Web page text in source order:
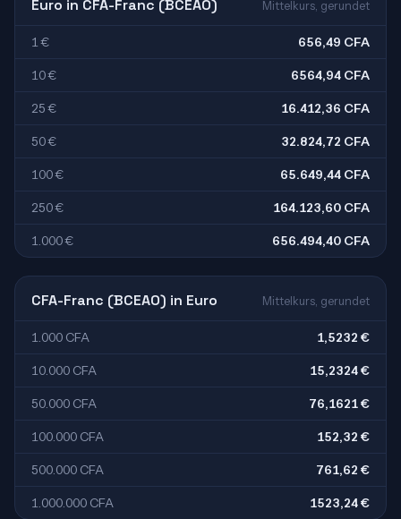
Euro in CFA-Franc (BCEAO) Mittelkurs, gerundet
1 € 656,49 CFA
10 € 6564,94 CFA
25 € 16.412,36 CFA
50 € 32.824,72 CFA
100 € 65.649,44 CFA
250 € 164.123,60 CFA
1.000 € 656.494,40 CFA
CFA-Franc (BCEAO) in Euro Mittelkurs, gerundet
1.000 CFA 1,5232 €
10.000 CFA 15,2324 €
50.000 CFA 76,1621 €
100.000 CFA 152,32 €
500.000 CFA 761,62 €
1.000.000 CFA 1523,24 €